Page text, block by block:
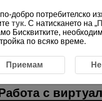
Работа с виртуална
с
добро потребителско
тук. С натискането на „
Бисквитките,
по всяко време.
Приемам